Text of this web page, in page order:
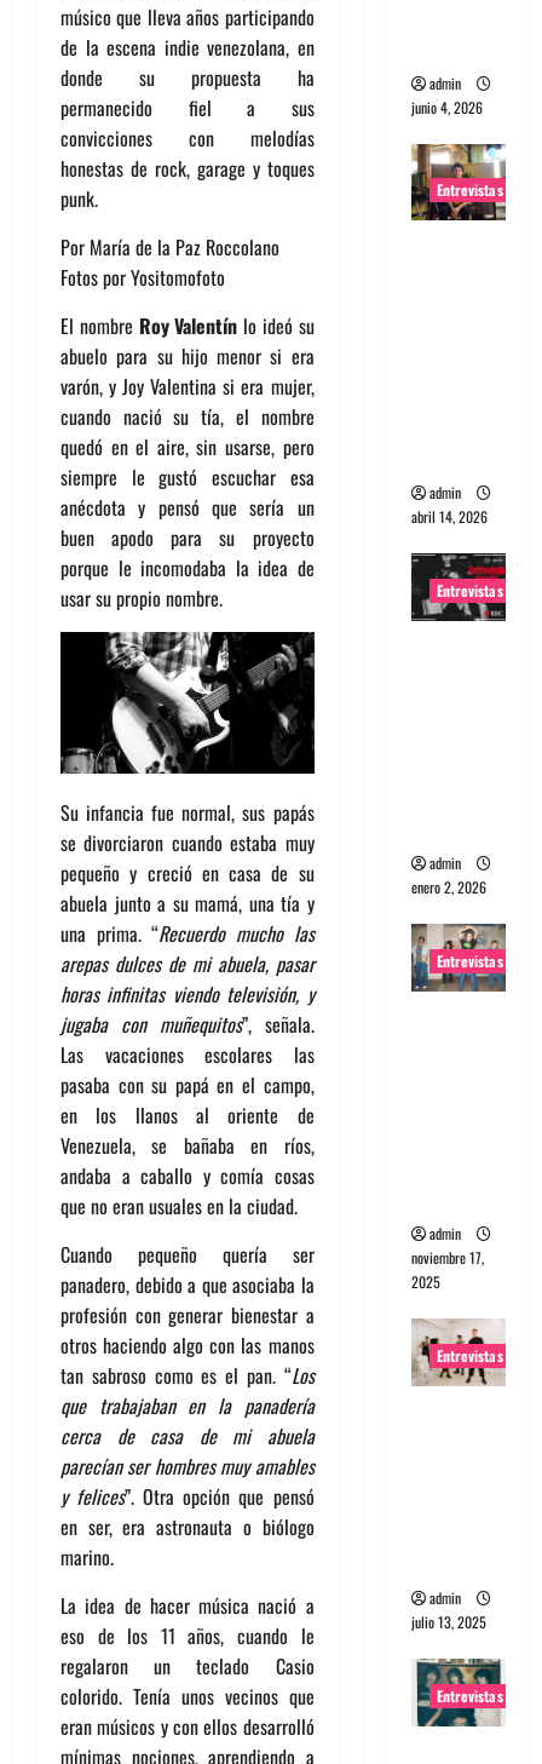
músico que lleva años participando
de la escena indie venezolana, en
donde su propuesta ha
permanecido fiel a sus
convicciones con melodías
honestas de rock, garage y toques
punk.
Por María de la Paz Roccolano
Fotos por Yositomofoto
El nombre Roy Valentín lo ideó su
abuelo para su hijo menor si era
varón, y Joy Valentina si era mujer,
cuando nació su tía, el nombre
quedó en el aire, sin usarse, pero
siempre le gustó escuchar esa
anécdota y pensó que sería un
buen apodo para su proyecto
porque le incomodaba la idea de
usar su propio nombre.
Su infancia fue normal, sus papás
se divorciaron cuando estaba muy
pequeño y creció en casa de su
abuela junto a su mamá, una tía y
una prima. “Recuerdo mucho las
arepas dulces de mi abuela, pasar
horas infinitas viendo televisión, y
jugaba con muñequitos”, señala.
Las vacaciones escolares las
pasaba con su papá en el campo,
en los llanos al oriente de
Venezuela, se bañaba en ríos,
andaba a caballo y comía cosas
que no eran usuales en la ciudad.
Cuando pequeño quería ser
panadero, debido a que asociaba la
profesión con generar bienestar a
otros haciendo algo con las manos
tan sabroso como es el pan. “Los
que trabajaban en la panadería
cerca de casa de mi abuela
parecían ser hombres muy amables
y felices”. Otra opción que pensó
en ser, era astronauta o biólogo
marino.
La idea de hacer música nació a
eso de los 11 años, cuando le
regalaron un teclado Casio
colorido. Tenía unos vecinos que
eran músicos y con ellos desarrolló
mínimas nociones, aprendiendo a
admin
junio 4, 2026
Entrevistas
admin
abril 14, 2026
Entrevistas
admin
enero 2, 2026
Entrevistas
admin
noviembre 17,
2025
Entrevistas
admin
julio 13, 2025
Entrevistas